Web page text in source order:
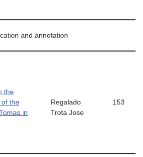
and annotation
the
of the
in
Regalado
Trota Jose
153